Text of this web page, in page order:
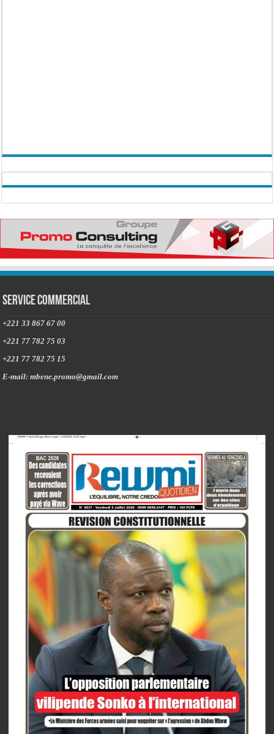
Service commercial
+221 33 867 67 00
+221 77 782 75 03
+221 77 782 75 15
E-mail: mbene.promo@gmail.com